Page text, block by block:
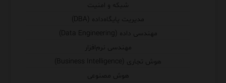
شبکه و امنیت
مدیریت پایگاه‌داده (DBA)
مهندسی داده (Data Engineering)
مهندسی نرم‌افزار
هوش تجاری (Business Intelligence)
هوش مصنوعی